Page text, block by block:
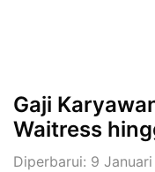
Gaji
Waitress
Diperbarui: 9